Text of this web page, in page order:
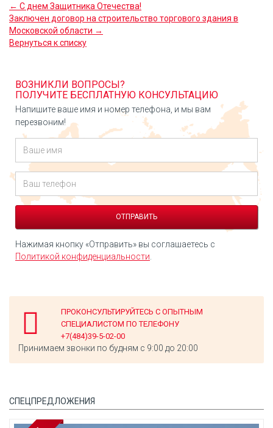
← С днем Защитника Отечества!
Заключен договор на строительство торгового здания в
Московской области →
Вернуться к списку
ВОЗНИКЛИ ВОПРОСЫ?
ПОЛУЧИТЕ БЕСПЛАТНУЮ КОНСУЛЬТАЦИЮ
Напишите ваше имя и номер телефона, и мы вам
перезвоним!
Нажимая кнопку «Отправить» вы соглашаетесь с
Политикой конфиденциальности
ПРОКОНСУЛЬТИРУЙТЕСЬ С ОПЫТНЫМ
СПЕЦИАЛИСТОМ ПО ТЕЛЕФОНУ
+7(484)39-5-02-00
Принимаем звонки по будням с 9:00 до 20:00
СПЕЦПРЕДЛОЖЕНИЯ